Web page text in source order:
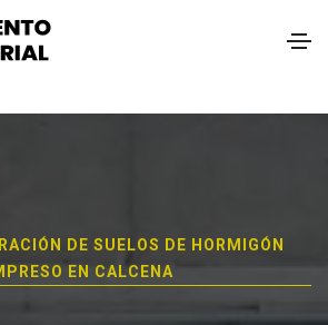
DE SUELOS DE HORMIGÓN
EN CALCENA